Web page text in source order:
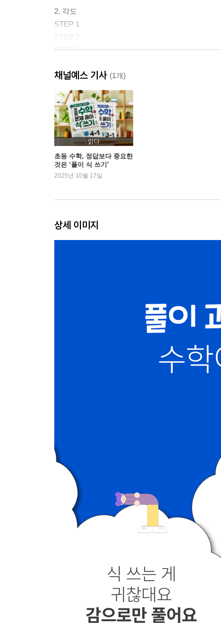
2. 각도
STEP 1
STEP 3
3. 곱셈과 나눗셈
STEP 1
STEP 2
STEP 3
4. 평면도형의 이동
STEP 1
STEP 2
STEP 3
STEP 2
STEP 3
채널예스 기사 (1개)
읽다
초등 수학, 정답보다 중요한
것은 ‘풀이 식 쓰기’
2025년 10월 17일
상세 이미지